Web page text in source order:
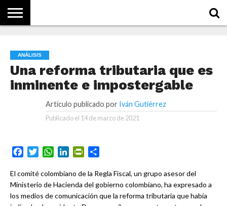
QUÉ
SE
ESTO?
ANÁLISIS
Una reforma tributaria que es
inminente e impostergable
Artículo publicado por Iván Gutiérrez
Publicado el 14 de marzo de 2021
Facebook
TwitterWhatsApp
LinkedInPrintFriendly
El comité colombiano de la Regla Fiscal, un grupo asesor del
Ministerio de Hacienda del gobierno colombiano, ha expresado a
los medios de comunicación que la reforma tributaria que había